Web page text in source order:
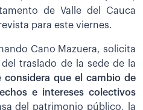
de Valle del Cauca
para este viernes.
Cano Mazuera, solicita
traslado de la sede de la
considera que el cambio de
e intereses colectivos
del patrimonio público, la